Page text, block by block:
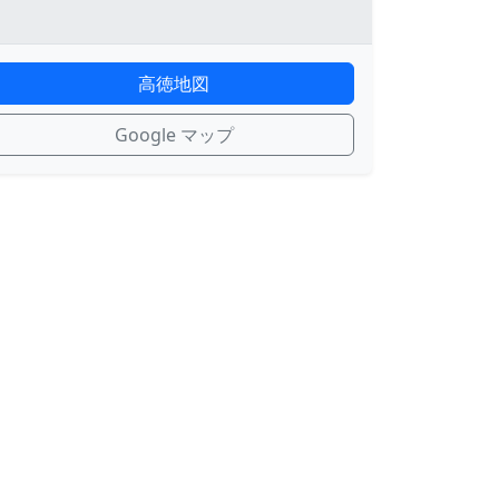
高徳地図
Google マップ